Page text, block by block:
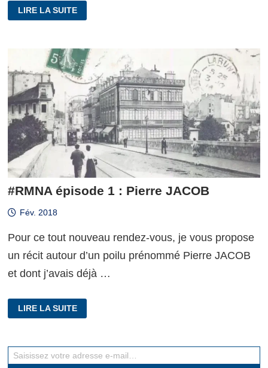
ÉPISODE
2
JACOB,
LIRE LA SUITE
#RMNA épisode 1 : Pierre JACOB
Fév. 2018
Pour ce tout nouveau rendez-vous, je vous propose
un récit autour d’un poilu prénommé Pierre JACOB
et dont j’avais déjà …
ÉPISODE
1
JACOB
LIRE LA SUITE
Saisissez votre adresse e-mail…